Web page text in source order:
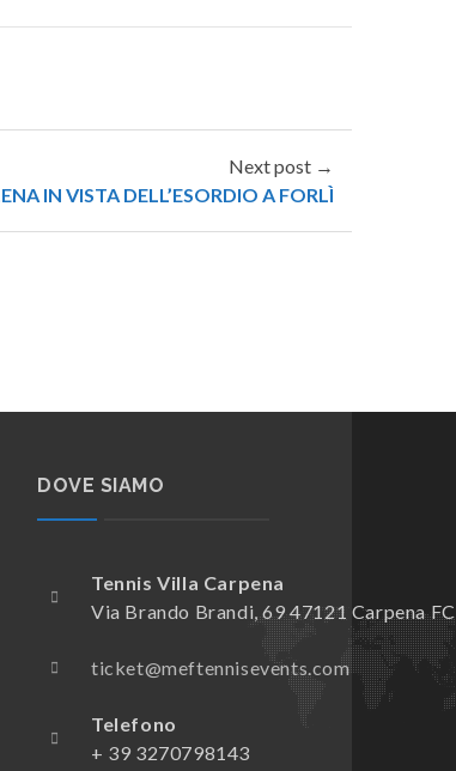
Next post →
IN VISTA DELL’ESORDIO A FORLÌ
DOVE SIAMO
Tennis Villa Carpena
Via Brando Brandi, 69 47121 Carpena FC
ticket@meftennisevents.com
Telefono
+ 39 3270798143